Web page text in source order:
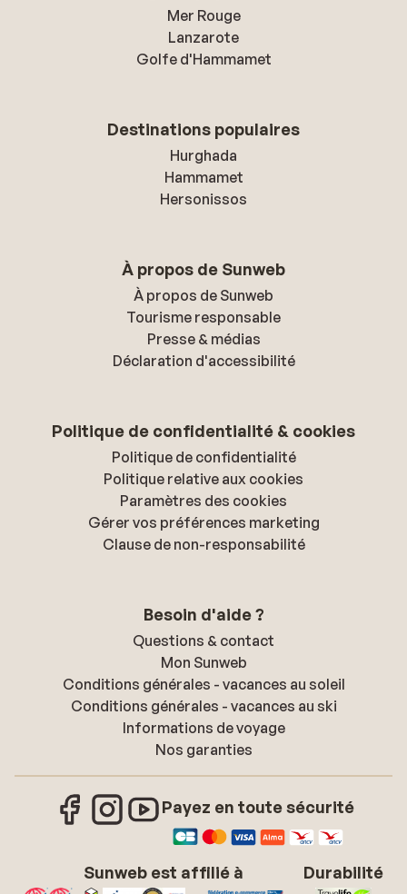
Mer Rouge
Lanzarote
Golfe d'Hammamet
Destinations populaires
Hurghada
Hammamet
Hersonissos
À propos de Sunweb
À propos de Sunweb
Tourisme responsable
Presse & médias
Déclaration d'accessibilité
Politique de confidentialité & cookies
Politique de confidentialité
Politique relative aux cookies
Paramètres des cookies
Gérer vos préférences marketing
Clause de non-responsabilité
Besoin d'aide ?
Questions & contact
Mon Sunweb
Conditions générales - vacances au soleil
Conditions générales - vacances au ski
Informations de voyage
Nos garanties
Payez en toute sécurité
Sunweb est affilié à Durabilité